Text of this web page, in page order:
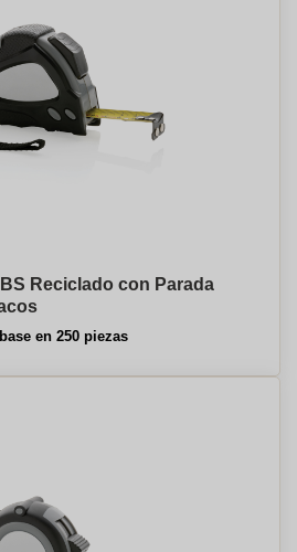
Reciclado con Parada
en 250 piezas